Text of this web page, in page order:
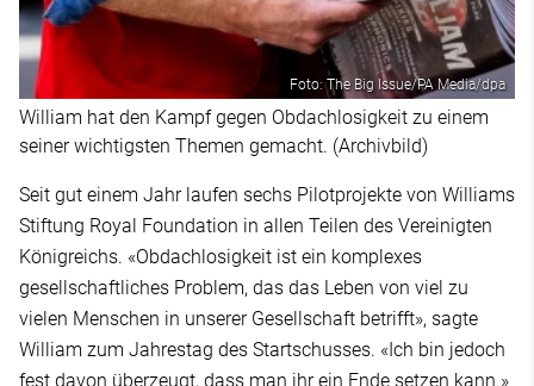
Foto: The Big Issue/PA Media/dpa
William hat den Kampf gegen Obdachlosigkeit zu einem
seiner wichtigsten Themen gemacht. (Archivbild)
Seit gut einem Jahr laufen sechs Pilotprojekte von Williams
Stiftung Royal Foundation in allen Teilen des Vereinigten
Königreichs. «Obdachlosigkeit ist ein komplexes
gesellschaftliches Problem, das das Leben von viel zu
vielen Menschen in unserer Gesellschaft betrifft», sagte
William zum Jahrestag des Startschusses. «Ich bin jedoch
fest davon überzeugt, dass man ihr ein Ende setzen kann.»